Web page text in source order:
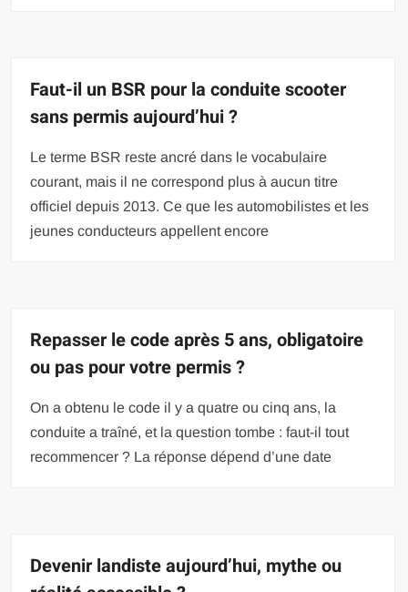
Faut-il un BSR pour la conduite scooter
sans permis aujourd’hui ?
Le terme BSR reste ancré dans le vocabulaire
courant, mais il ne correspond plus à aucun titre
officiel depuis 2013. Ce que les automobilistes et les
jeunes conducteurs appellent encore
Repasser le code après 5 ans, obligatoire
ou pas pour votre permis ?
On a obtenu le code il y a quatre ou cinq ans, la
conduite a traîné, et la question tombe : faut-il tout
recommencer ? La réponse dépend d’une date
Devenir landiste aujourd’hui, mythe ou